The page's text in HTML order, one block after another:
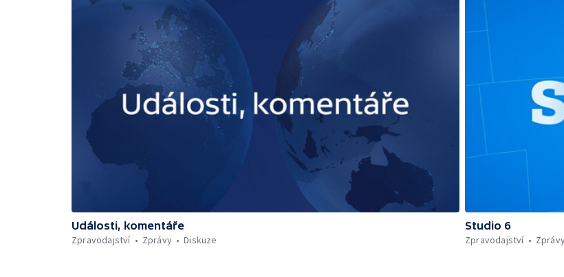
Události, komentáře
Zpravodajství
Zprávy Diskuze
Studio 6
Zpravodajství